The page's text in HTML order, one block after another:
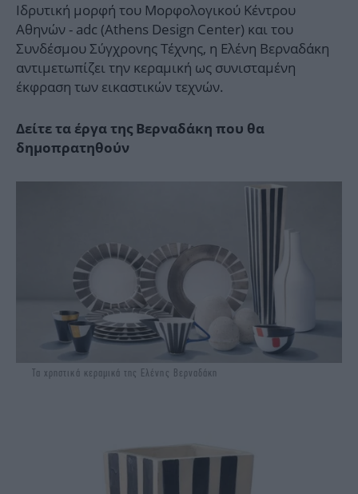
Ιδρυτική μορφή του Μορφολογικού Κέντρου
Αθηνών - adc (Athens Design Center) και του
Συνδέσμου Σύγχρονης Τέχνης, η Ελένη Βερναδάκη
αντιμετωπίζει την κεραμική ως συνισταμένη
έκφραση των εικαστικών τεχνών.
Δείτε τα έργα της Βερναδάκη που θα
δημοπρατηθούν
Tα χρηστικά κεραμικά της Ελένης Βερναδάκη